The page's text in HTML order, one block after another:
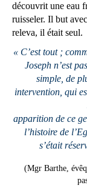
découvrit une eau
ruisseler. Il but
releva, il était seul.
« C’est tout ;
Joseph n’est
simple, de
intervention, qui
apparition de ce
l’histoire de
s’était
(Mgr Barthe,